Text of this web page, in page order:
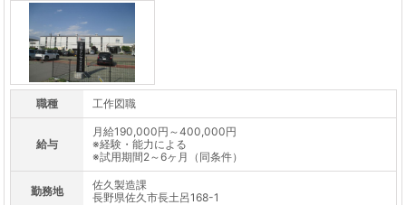
職種 工作図職
給与
月給190,000円～400,000円
※経験・能力による
※試用期間2～6ヶ月（同条件）
勤務地
佐久製造課
長野県佐久市長土呂168-1